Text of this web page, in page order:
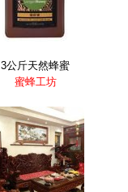
3公斤天然蜂蜜
蜜蜂工坊